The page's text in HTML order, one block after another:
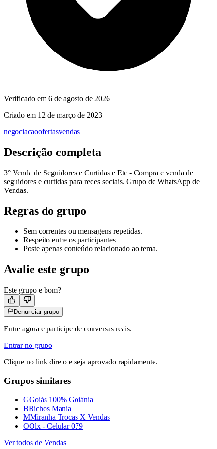
Verificado em 6 de agosto de 2026
Criado em 12 de março de 2023
negociacaoofertasvendas
Descrição completa
3° Venda de Seguidores e Curtidas e Etc - Compra e venda de
seguidores e curtidas para redes sociais. Grupo de WhatsApp de
Vendas.
Regras do grupo
Sem correntes ou mensagens repetidas.
Respeito entre os participantes.
Poste apenas conteúdo relacionado ao tema.
Avalie este grupo
Este grupo e bom?
Denunciar grupo
Entre agora e participe de conversas reais.
Entrar no grupo
Clique no link direto e seja aprovado rapidamente.
Grupos similares
GGoiás 100% Goiânia
BBichos Mania
MMiranha Trocas X Vendas
OOlx - Celular 079
Ver todos de Vendas